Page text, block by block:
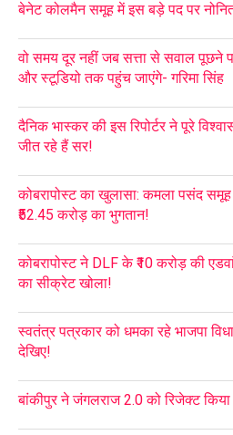
बेनेट कोलमैन समूह में इस बड़े पद पर
वो समय दूर नहीं जब सत्ता से सवाल पूछने
और स्टूडियो तक पहुंच जाएंगे- गरिमा सिंह
दैनिक भास्कर की इस रिपोर्टर ने पूरे
जीत रहे हैं सर!
कोबरापोस्ट का खुलासा: कमला पसंद समूह
₹52.45 करोड़ का भुगतान!
कोबरापोस्ट ने DLF के ₹10 करोड़ की
का सीक्रेट खोला!
स्वतंत्र पत्रकार को धमका रहे भाजपा
देखिए!
बांकीपुर ने जंगलराज 2.0 को रिजेक्ट